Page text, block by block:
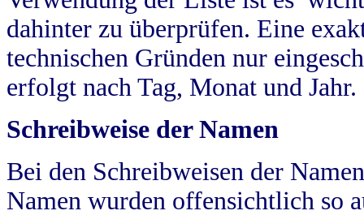
dahinter zu überprüfen. Eine
technischen Gründen nur
erfolgt nach Tag, Monat und Jahr.
Schreibweise der Namen
Bei den Schreibweisen der
Namen wurden offensichtlich so